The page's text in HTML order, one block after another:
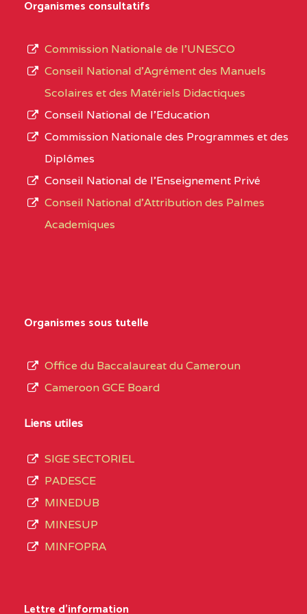
PROFESSIONNEL
(CEGEP) STE FOI BP
:4740 YAOUNDE
CENTRE
COLLEGE PANAFRICAIN
DE L'EXCELLENCE BP
CENTRE
COLLEGE PRIVE
CENTRE
COLLEGE PRIVE LAIC
SAINT MICHEL
CENTRE
CENTRE
type
L’offre
d’éducation
de
du
de
septembre
2020
compte
3408
Organismes consultatifs
Commission Nationale de l’UNESCO
Conseil National d’Agrément des Manuels
Scolaires et des Matériels Didactiques
Conseil National de l’Education
Commission Nationale des Programmes et des
Diplômes
Conseil National de l’Enseignement Privé
Conseil National d'Attribution des Palmes
Academiques
Organismes sous tutelle
Office du Baccalaureat du Cameroun
Cameroon GCE Board
Liens utiles
SIGE SECTORIEL
PADESCE
MINEDUB
MINESUP
MINFOPRA
Lettre d'information